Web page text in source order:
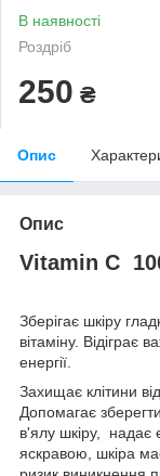
В наявності
Роздріб
250 ₴
Опис
Опис
Vitamin C
Зберігає шкіру
вітаміну.
енергії.
Захищає клітини
Допомагає
в'ялу шкіру, надає
яскравою, шкіра